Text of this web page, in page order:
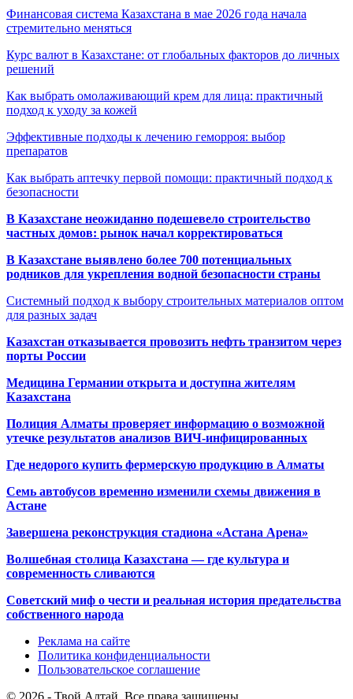
Финансовая система Казахстана в мае 2026 года начала
стремительно меняться
Курс валют в Казахстане: от глобальных факторов до личных
решений
Как выбрать омолаживающий крем для лица: практичный
подход к уходу за кожей
Эффективные подходы к лечению геморроя: выбор
препаратов
Как выбрать аптечку первой помощи: практичный подход к
безопасности
В Казахстане неожиданно подешевело строительство
частных домов: рынок начал корректироваться
В Казахстане выявлено более 700 потенциальных
родников для укрепления водной безопасности страны
Системный подход к выбору строительных материалов оптом
для разных задач
Казахстан отказывается провозить нефть транзитом через
порты России
Медицина Германии открыта и доступна жителям
Казахстана
Полиция Алматы проверяет информацию о возможной
утечке результатов анализов ВИЧ-инфицированных
Где недорого купить фермерскую продукцию в Алматы
Семь автобусов временно изменили схемы движения в
Астане
Завершена реконструкция стадиона «Астана Арена»
Волшебная столица Казахстана — где культура и
современность сливаются
Советский миф о чести и реальная история предательства
собственного народа
Реклама на сайте
Политика конфиденциальности
Пользовательское соглашение
© 2026 - Твой Алтай. Все права защищены.